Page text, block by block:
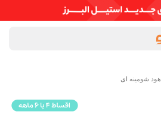
هود شومینه ای